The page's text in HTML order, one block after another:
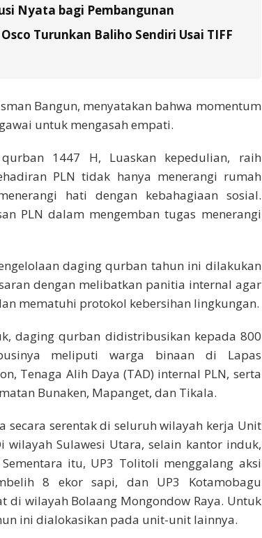
Nyata bagi Pembangunan
Turunkan Baliho Sendiri Usai TIFF
Bangun, menyatakan bahwa momentum
untuk mengasah empati.
1447 H, Luaskan kepedulian, raih
PLN tidak hanya menerangi rumah
hati dengan kebahagiaan sosial.
PLN dalam mengemban tugas menerangi
daging qurban tahun ini dilakukan
dengan melibatkan panitia internal agar
mematuhi protokol kebersihan lingkungan.
daging qurban didistribusikan kepada 800
meliputi warga binaan di Lapas
Tenaga Alih Daya (TAD) internal PLN, serta
Bunaken, Mapanget, dan Tikala.
secara serentak di seluruh wilayah kerja Unit
wilayah Sulawesi Utara, selain kantor induk,
itu, UP3 Tolitoli menggalang aksi
8 ekor sapi, dan UP3 Kotamobagu
di wilayah Bolaang Mongondow Raya. Untuk
ini dialokasikan pada unit-unit lainnya.